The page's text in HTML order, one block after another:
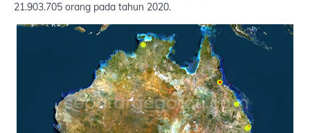
21.903.705 orang pada tahun 2020.